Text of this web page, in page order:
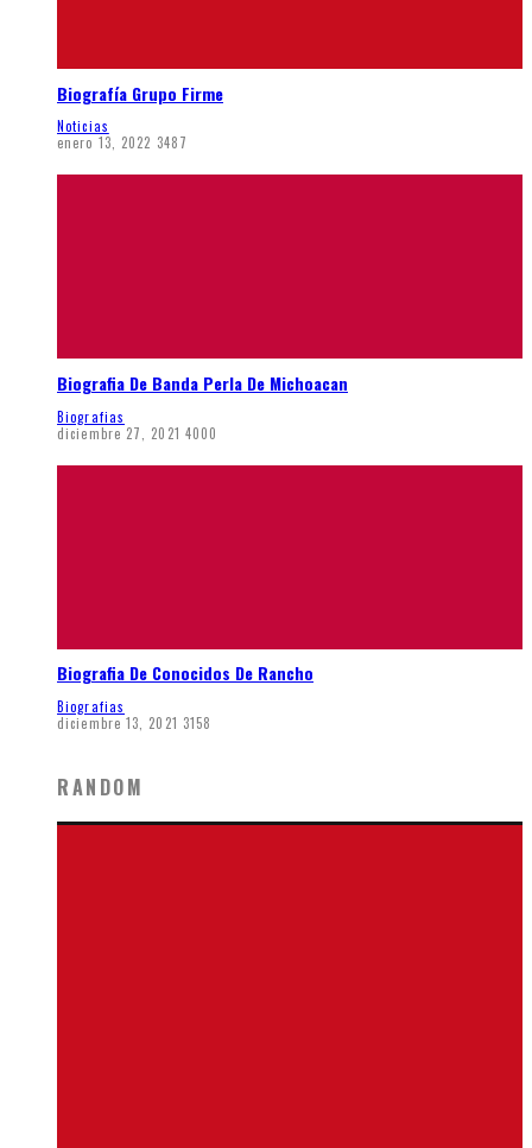
Biografía Grupo Firme
Noticias
enero 13, 2022 3487
Biografia De Banda Perla De Michoacan
Biografias
diciembre 27, 2021 4000
Biografia De Conocidos De Rancho
Biografias
diciembre 13, 2021 3158
RANDOM